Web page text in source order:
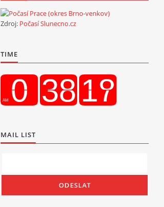
Zdroj: Počasí Slunecno.cz
TIME
MAIL LIST